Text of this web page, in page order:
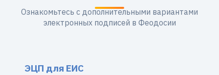
Ознакомьтесь с дополнительными вариантами
электронных подписей в Феодосии
ЭЦП для ЕИС